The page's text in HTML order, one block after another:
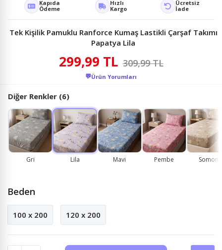
Kapıda
Ödeme
Hızlı
Kargo
Ücretsiz
İade
Tek Kişilik Pamuklu Ranforce Kumaş Lastikli Çarşaf Takımı
Papatya Lila
299,99 TL 309,99 TL
💬Ürün Yorumları
Diğer Renkler (6)
Gri Lila Mavi Pembe Somon
Beden
100 x 200 120 x 200